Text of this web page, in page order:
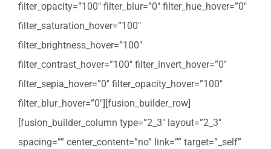
filter_opacity=”100″ filter_blur=”0″ filter_hue_hover=”0″
filter_saturation_hover=”100″
filter_brightness_hover=”100″
filter_contrast_hover=”100″ filter_invert_hover=”0″
filter_sepia_hover=”0″ filter_opacity_hover=”100″
filter_blur_hover=”0″][fusion_builder_row]
[fusion_builder_column type=”2_3″ layout=”2_3″
spacing=”” center_content=”no” link=”” target=”_self”